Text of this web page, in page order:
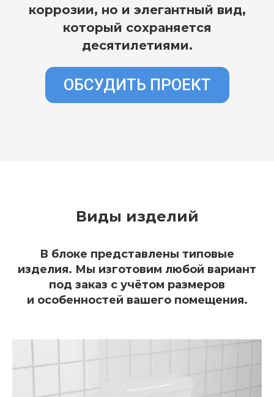
коррозии, но и элегантный вид,
который сохраняется
десятилетиями.
ОБСУДИТЬ ПРОЕКТ
Виды изделий
В блоке представлены типовые
изделия. Мы изготовим любой вариант
под заказ с учётом размеров
и особенностей вашего помещения.